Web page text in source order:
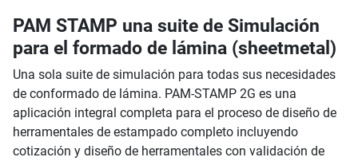
PAM STAMP una suite de Simulación
para el formado de lámina (sheetmetal)
Una sola suite de simulación para todas sus necesidades
de conformado de lámina. PAM-STAMP 2G es una
aplicación integral completa para el proceso de diseño de
herramentales de estampado completo incluyendo
cotización y diseño de herramentales con validación de